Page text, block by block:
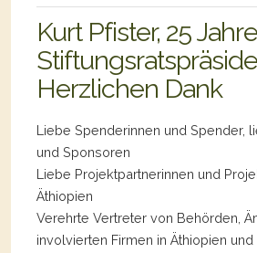
Kurt Pfister, 25 Jahre
Herzlichen Dank
Liebe Spenderinnen und Spender,
und Sponsoren
Liebe Projektpartnerinnen und
Äthiopien
Verehrte Vertreter von Behörden,
involvierten Firmen in Äthiopien